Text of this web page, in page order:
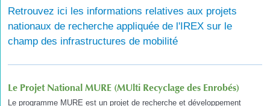
Retrouvez ici les informations relatives aux projets
nationaux de recherche appliquée de l'IREX sur le
champ des infrastructures de mobilité
Le Projet National MURE (MUlti Recyclage des Enrobés)
Le programme MURE est un projet de recherche et développement